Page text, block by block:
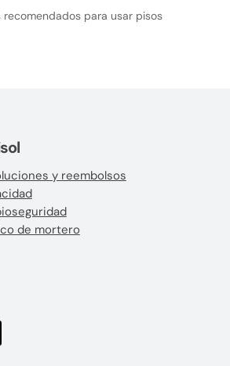
recomendados para usar pisos
y reembolsos
de mortero